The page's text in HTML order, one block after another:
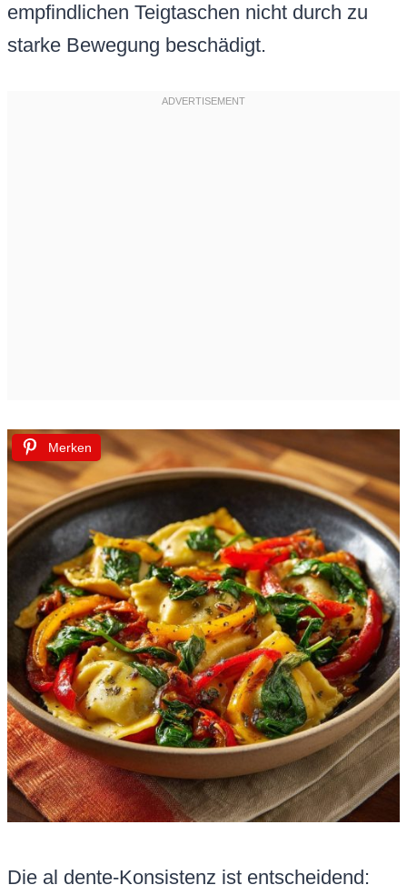
empfindlichen Teigtaschen nicht durch zu
starke Bewegung beschädigt.
Merken
Die al dente-Konsistenz ist entscheidend: